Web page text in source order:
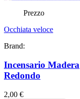
Prezzo
Occhiata veloce
Brand:
Incensario Madera
Redondo
2,00 €